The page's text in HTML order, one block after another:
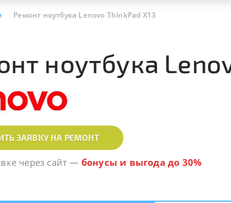
Ремонт ноутбука Lenovo ThinkPad X13
ноутбука
ЗАЯВКУ НА РЕМОНТ
через сайт— бонусы и выгода до 30%